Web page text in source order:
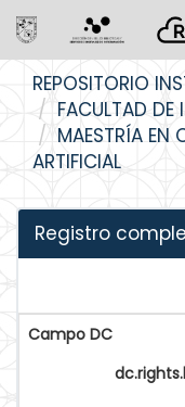
navigation
REPOSITORIO
FACULTAD DE
MAESTRÍA EN
ARTIFICIAL
Registro
Campo DC